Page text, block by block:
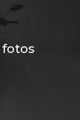
fotos